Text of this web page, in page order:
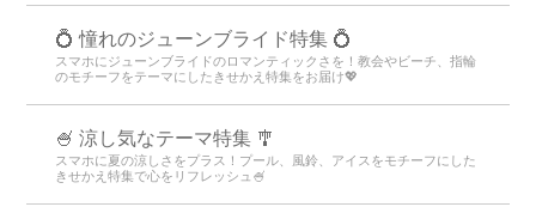
💍 憧れのジューンブライド特集 💍
スマホにジューンブライドのロマンティックさを！教会やビーチ、指輪
のモチーフをテーマにしたきせかえ特集をお届け💖
🍧 涼し気なテーマ特集 🎐
スマホに夏の涼しさをプラス！プール、風鈴、アイスをモチーフにした
きせかえ特集で心をリフレッシュ🍧